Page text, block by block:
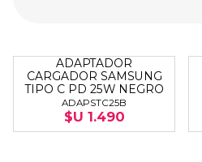
ADAPTADOR
CARGADOR SAMSUNG
TIPO C PD 25W NEGRO
ADAPSTC25B
$U 1.490